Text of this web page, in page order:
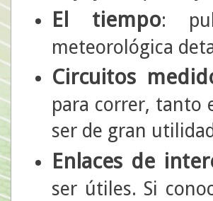
El tiempo:
meteorológica
Circuitos
para correr, tanto
ser de gran
Enlaces de
ser útiles. Si